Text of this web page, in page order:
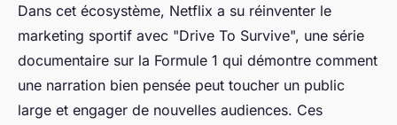
Dans cet écosystème, Netflix a su réinventer le
marketing sportif avec "Drive To Survive", une série
documentaire sur la Formule 1 qui démontre comment
une narration bien pensée peut toucher un public
large et engager de nouvelles audiences. Ces